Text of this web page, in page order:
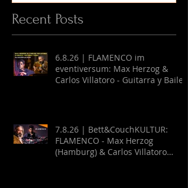
Recent Posts
6.8.26 | FLAMENCO im
eventiversum: Max Herzog &
Carlos Villatoro - Guitarra y Baile
7.8.26 | Bett&CouchKULTUR:
FLAMENCO - Max Herzog
(Hamburg) & Carlos Villatoro